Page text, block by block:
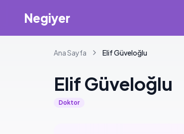
Negiyer
Ana Sayfa ElifGüveloğlu
Elif Güveloğlu
Doktor